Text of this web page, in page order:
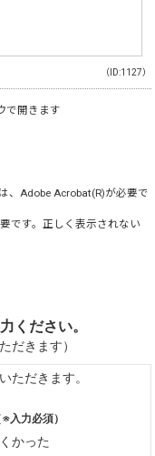
（ID:1127）
で開きます
、Adobe Acrobat(R)が必要で
です。正しく表示されない